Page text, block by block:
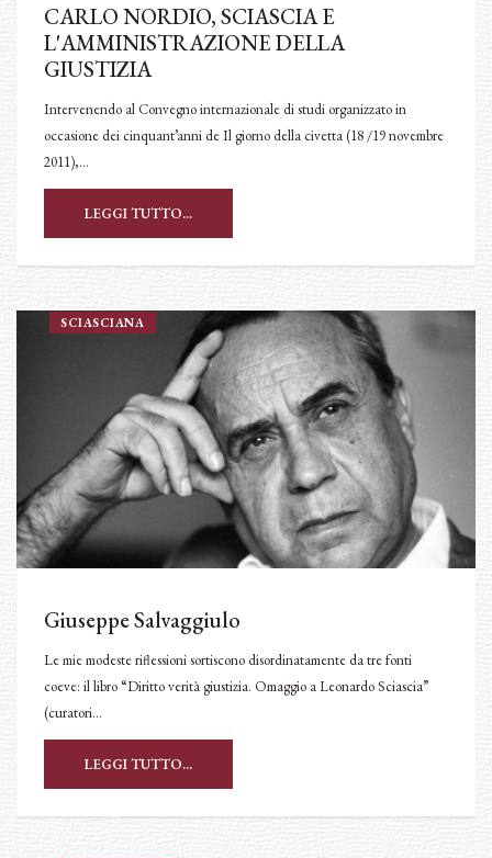
CARLO NORDIO, SCIASCIA E
L'AMMINISTRAZIONE DELLA
GIUSTIZIA
Intervenendo al Convegno internazionale di studi organizzato in
occasione dei cinquant’anni de Il giorno della civetta (18 /19 novembre
2011),…
LEGGI TUTTO...
SCIASCIANA
Giuseppe Salvaggiulo
Le mie modeste riflessioni sortiscono disordinatamente da tre fonti
coeve: il libro “Diritto verità giustizia. Omaggio a Leonardo Sciascia”
(curatori…
LEGGI TUTTO...